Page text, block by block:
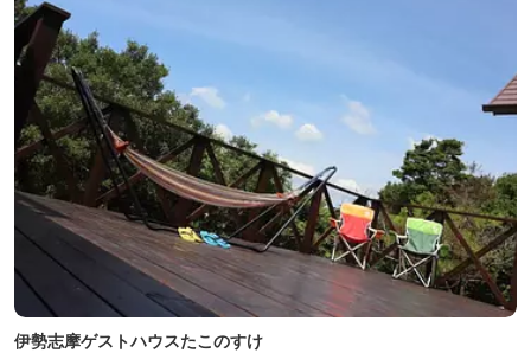
伊勢志摩ゲストハウスたこのすけ